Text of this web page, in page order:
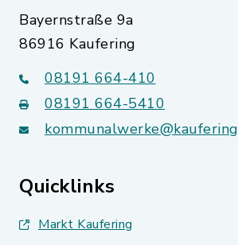
Bayernstraße 9a
86916 Kaufering
08191 664-410
08191 664-5410
Quicklinks
Markt Kaufering